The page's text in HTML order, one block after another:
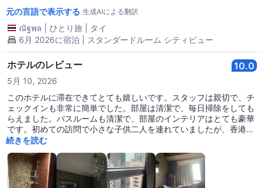
クインが可能で、2階に荷物預かりサービスがありますが、大柄な
人には適していません。トイレが狭く、部屋のエアコンは少し冷え
が遅かったです（その部屋だけかもしれません）。冷蔵庫は全く冷
えません。
元の言語で表示する 生成AIによる翻訳
ณัฐพล ひとり旅
タイ
6月 2026に宿泊 | スタンダードルーム シティビュー
ホテルのレビュー 10.0
5月 10, 2026
このホテルに滞在できてとても嬉しいです。スタッフは親切で、チ
ェックインも非常に簡単でした。部屋は清潔で、毎日掃除をしても
らえました。バスルームも清潔で、部屋のインテリアはとても豪華
です。初めての訪問で小さな子供二人を連れていましたが、香港に
再び旅行する際にはこのホテルに戻ってきたいと思います。ホテル
く、MRTジョーダン駅も近いです。本当に素晴らしいホテルです。
続きを読む